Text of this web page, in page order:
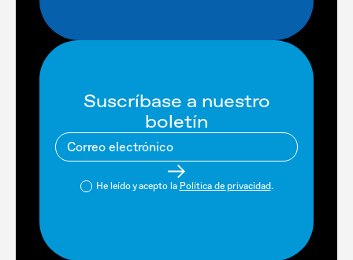
Suscríbase a nuestro
boletín
He leído y acepto la Política de privacidad.